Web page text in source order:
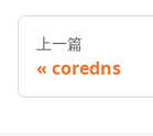
上一篇
coredns